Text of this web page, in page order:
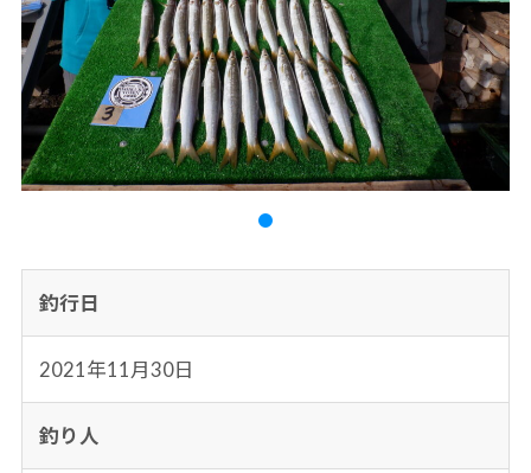
釣行日
2021年11月30日
釣り人